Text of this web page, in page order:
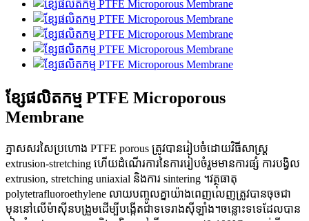
ខ្សែផលិតកម្ម PTFE Microporous
Membrane
ភ្នាសសរសៃប្រហោង PTFE porous ត្រូវបានរៀបចំដោយវិធីសាស្រ្ត
extrusion-stretching ហើយដំណើរការនៃការរៀបចំរួមមានការផ្សំ ការបង្វិល
extrusion, stretching uniaxial និងការ sintering ។វត្ថុធាតុ
polytetrafluoroethylene លាយបញ្ចូលគ្នាយ៉ាងពេញលេញត្រូវបានចុចជា
មុននៅលើម៉ាស៊ីនបង្រួមដើម្បីបង្កើតជាទទេរាងស៊ីឡាំង។ចន្លោះទទេដែលបាន